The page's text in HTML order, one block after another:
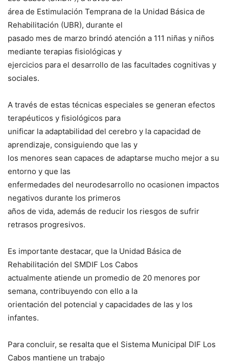
área de Estimulación Temprana de la Unidad Básica de
Rehabilitación (UBR), durante el
pasado mes de marzo brindó atención a 111 niñas y niños
mediante terapias fisiológicas y
ejercicios para el desarrollo de las facultades cognitivas y
sociales.
A través de estas técnicas especiales se generan efectos
terapéuticos y fisiológicos para
unificar la adaptabilidad del cerebro y la capacidad de
aprendizaje, consiguiendo que las y
los menores sean capaces de adaptarse mucho mejor a su
entorno y que las
enfermedades del neurodesarrollo no ocasionen impactos
negativos durante los primeros
años de vida, además de reducir los riesgos de sufrir
retrasos progresivos.
Es importante destacar, que la Unidad Básica de
Rehabilitación del SMDIF Los Cabos
actualmente atiende un promedio de 20 menores por
semana, contribuyendo con ello a la
orientación del potencial y capacidades de las y los
infantes.
Para concluir, se resalta que el Sistema Municipal DIF Los
Cabos mantiene un trabajo